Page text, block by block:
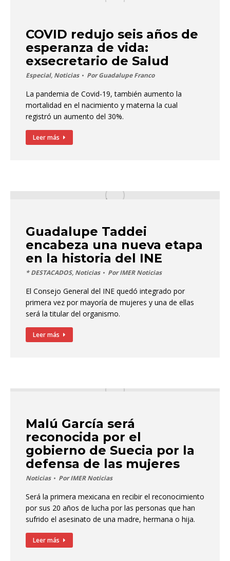
COVID redujo seis años de
esperanza de vida:
exsecretario de Salud
Especial, Noticias PorGuadalupe Franco
La pandemia de Covid-19, también aumento la
mortalidad en el nacimiento y materna la cual
registró un aumento del 30%.
Leer más
Guadalupe Taddei
encabeza una nueva etapa
en la historia del INE
* DESTACADOS, Noticias PorIMER Noticias
El Consejo General del INE quedó integrado por
primera vez por mayoría de mujeres y una de ellas
será la titular del organismo.
Leer más
Malú García será
reconocida por el
gobierno de Suecia por la
defensa de las mujeres
Noticias PorIMER Noticias
Será la primera mexicana en recibir el reconocimiento
por sus 20 años de lucha por las personas que han
sufrido el asesinato de una madre, hermana o hija.
Leer más